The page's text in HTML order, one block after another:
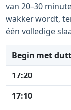
van 20–30
wakker wordt,
één volledige
Begin met
17:20
17:10